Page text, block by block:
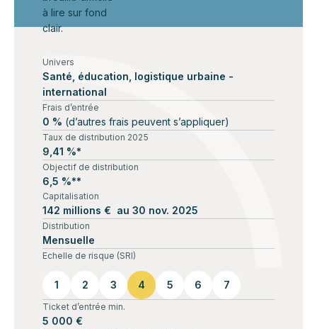
Univers
Santé, éducation, logistique urbaine -
international
Frais d’entrée
0 % (d’autres frais peuvent s’appliquer)
Taux de distribution 2025
9,41 %*
Objectif de distribution
6,5 %**
Capitalisation
142 millions € au 30 nov. 2025
Distribution
Mensuelle
Echelle de risque (SRI)
1 2 3 4 5 6 7
Ticket d’entrée min.
5 000 €